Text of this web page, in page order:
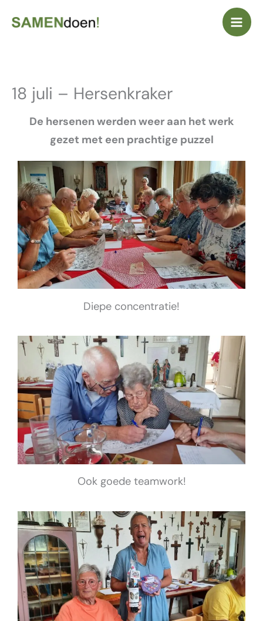
naar
18 juli – Hersenkraker
De hersenen werden weer aan het werk
gezet met een prachtige puzzel
Diepe concentratie!
Ook goede teamwork!